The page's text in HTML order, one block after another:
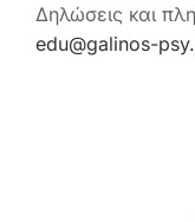
Δηλώσεις και
edu@galinos-